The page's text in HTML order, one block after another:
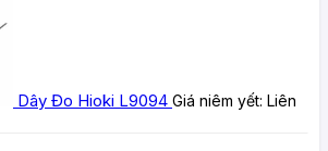
Dây Đo Hioki L9094 Giá niêm yết: Liên